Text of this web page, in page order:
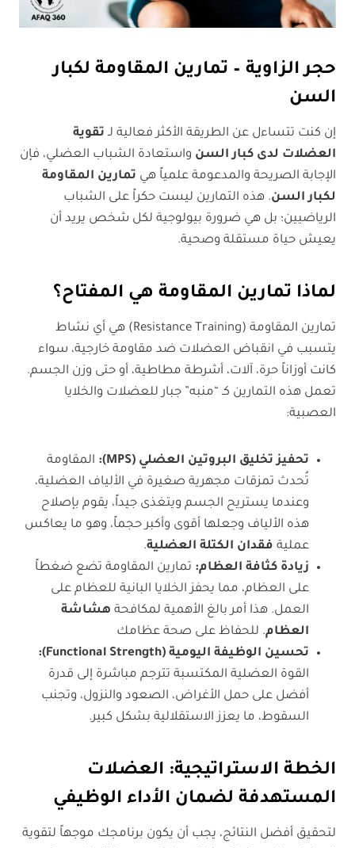
حجر الزاوية – تمارين المقاومة لكبار
السن
إن كنت تتساءل عن الطريقة الأكثر فعالية لـ تقوية
العضلات لدى كبار السن واستعادة الشباب العضلي، فإن
الإجابة الصريحة والمدعومة علمياً هي تمارين المقاومة
لكبار السن. هذه التمارين ليست حكراً على الشباب
الرياضيين؛ بل هي ضرورة بيولوجية لكل شخص يريد أن
يعيش حياة مستقلة وصحية.
لماذا تمارين المقاومة هي المفتاح؟
تمارين المقاومة (Resistance Training) هي أي نشاط
يتسبب في انقباض العضلات ضد مقاومة خارجية، سواء
كانت أوزاناً حرة، آلات، أشرطة مطاطية، أو حتى وزن الجسم.
تعمل هذه التمارين كـ “منبه” جبار للعضلات والخلايا
العصبية:
تحفيز تخليق البروتين العضلي (MPS):
المقاومة
تُحدث تمزقات مجهرية صغيرة في الألياف العضلية،
وعندما يستريح الجسم ويتغذى جيداً، يقوم بإصلاح
هذه الألياف وجعلها أقوى وأكبر حجماً، وهو ما يعاكس
عملية فقدان الكتلة العضلية.
زيادة كثافة العظام: تمارين المقاومة تضع ضغطاً
على العظام، مما يحفز الخلايا البانية للعظام على
العمل. هذا أمر بالغ الأهمية لمكافحة هشاشة
العظام. للحفاظ على صحة عظامك
تحسين الوظيفة اليومية (Functional Strength):
القوة العضلية المكتسبة تترجم مباشرة إلى قدرة
أفضل على حمل الأغراض، الصعود والنزول، وتجنب
السقوط، ما يعزز الاستقلالية بشكل كبير.
الخطة الاستراتيجية: العضلات
المستهدفة لضمان الأداء الوظيفي
لتحقيق أفضل النتائج، يجب أن يكون برنامجك موجهاً لتقوية